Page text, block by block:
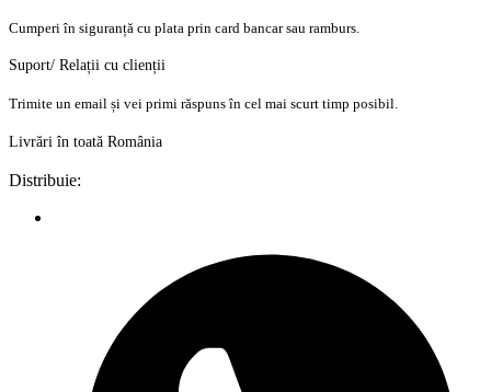
Cumperi în siguranță cu plata prin card bancar sau ramburs.
Suport/ Relații cu clienții
Trimite un email și vei primi răspuns în cel mai scurt timp posibil.
Livrări în toată România
Distribuie: